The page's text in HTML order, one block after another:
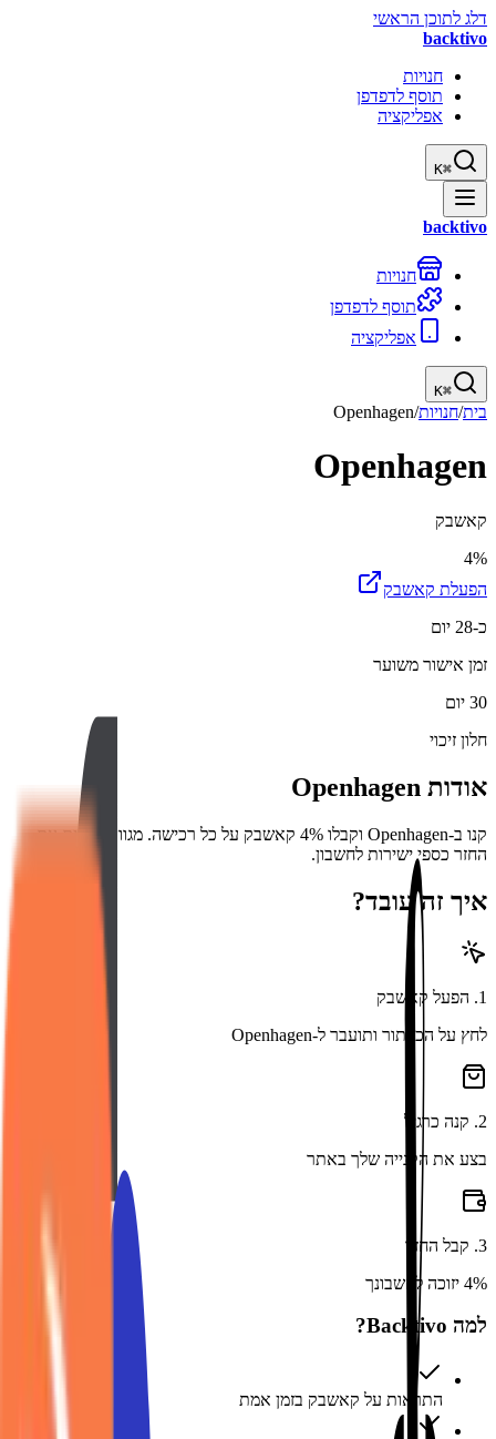
דלג לתוכן הראשי
backtivo
חנויות
תוסף לדפדפן
אפליקציה
⌘
K
backtivo
חנויות
תוסף לדפדפן
אפליקציה
⌘
K
בית/חנויות/
Openhagen
Openhagen
קאשבק
4%
הפעלת קאשבק
כ-28 יום
זמן אישור משוער
30 יום
חלון זיכוי
אודות Openhagen
קנו ב-Openhagen וקבלו 4% קאשבק על כל רכישה. מגוון מוצרים עם
החזר כספי ישירות לחשבון.
איך זה עובד?
1
. הפעל קאשבק
לחץ על הכפתור ותועבר ל-Openhagen
2
. קנה כרגיל
בצע את הקנייה שלך באתר
3
. קבל החזר
4% יזוכה לחשבונך
למה Backtivo?
התראות על קאשבק בזמן אמת